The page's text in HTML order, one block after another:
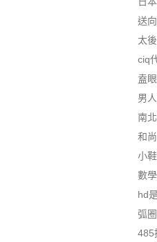
送
太
ciq
盍眼
男
南
和
小
數
hd
弧
485